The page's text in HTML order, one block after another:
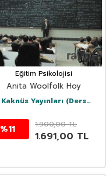
Eğitim Psikolojisi
Anita Woolfolk Hoy
Kaknüs Yayınları (Ders
%11 1.900,00TL
1.691,00 TL